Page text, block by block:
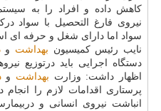
كاهش داده و افراد را به
نیروی فارغ التحصیل با سواد
سواد اما دارای شغل و حرفه ای
نایب رئیس كمیسیون بهداشت و
دستگاه اجرایی باید درتوزیع
اظهار داشت: وزارت بهداشت و
پرستاری اقدامات لازم را انجام
انباشت نیروی انسانی و